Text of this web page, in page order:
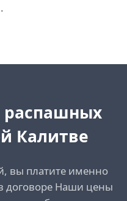
распашных
Калитве
вы платите именно
договоре Наши цены